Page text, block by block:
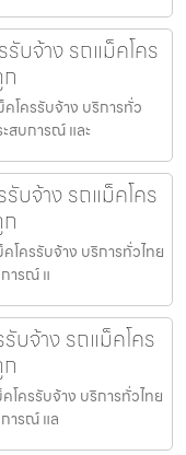
บจ้าง รถแม็คโคร
โครรับจ้าง บริการทั่ว
สบการณ์ และ
บจ้าง รถแม็คโคร
โครรับจ้าง บริการทั่วไทย
ารณ์ แ
บจ้าง รถแม็คโคร
โครรับจ้าง บริการทั่วไทย
ารณ์ แล